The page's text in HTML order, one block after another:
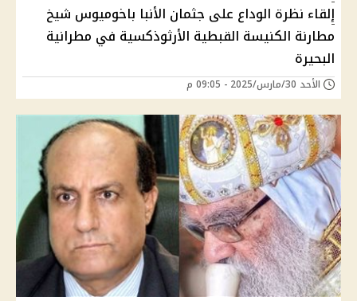
إلقاء نظرة الوداع على جثمان الأنبا باخوميوس شيخ
مطارنة الكنيسة القبطية الأرثوذكسية في مطرانية
البحيرة
الأحد 30/مارس/2025 - 09:05 م